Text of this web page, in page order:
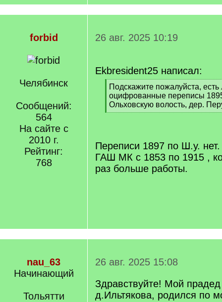
forbid
Челябинск
Сообщений:
564
На сайте с
2010 г.
Рейтинг:
768
26 авг. 2025 10:19
Ekbresident25 написал:
[
q
]
Подскажите пожалуйста, есть
оцифрованные переписы
Ольховскую волость, дер.
[
Переписи 1897 по Ш.у.
ГАШ МК с 1853 по 1915 ,
раз больше работы.
nau_63
Начинающий
Тольятти
26 авг. 2025 15:08
Здравствуйте! Мой
д.Ильтякова, родился по